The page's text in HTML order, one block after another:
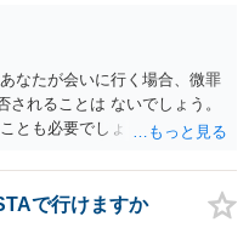
なたが会いに行く場合、微罪
れることは ないでしょう。
とも必要でしょう。
で行けますか